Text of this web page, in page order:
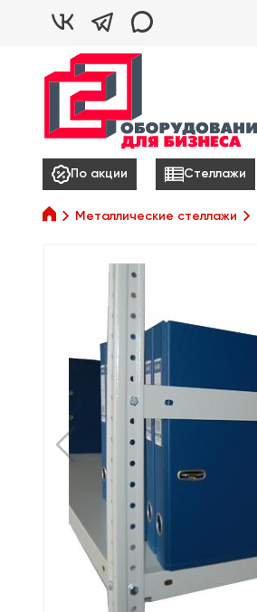
 
По акции Стеллажи
 Металлические стеллажи